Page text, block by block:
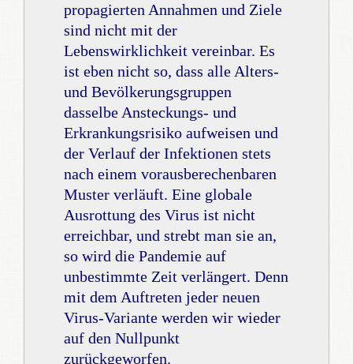
propagierten Annahmen und Ziele
sind nicht mit der
Lebenswirklichkeit vereinbar. Es
ist eben nicht so, dass alle Alters-
und Bevölkerungsgruppen
dasselbe Ansteckungs- und
Erkrankungsrisiko aufweisen und
der Verlauf der Infektionen stets
nach einem vorausberechenbaren
Muster verläuft. Eine globale
Ausrottung des Virus ist nicht
erreichbar, und strebt man sie an,
so wird die Pandemie auf
unbestimmte Zeit verlängert. Denn
mit dem Auftreten jeder neuen
Virus-Variante werden wir wieder
auf den Nullpunkt
zurückgeworfen.